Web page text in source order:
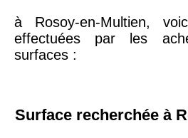
à Rosoy-en-Multien,
effectuées par les
surfaces :
Surface recherchée à